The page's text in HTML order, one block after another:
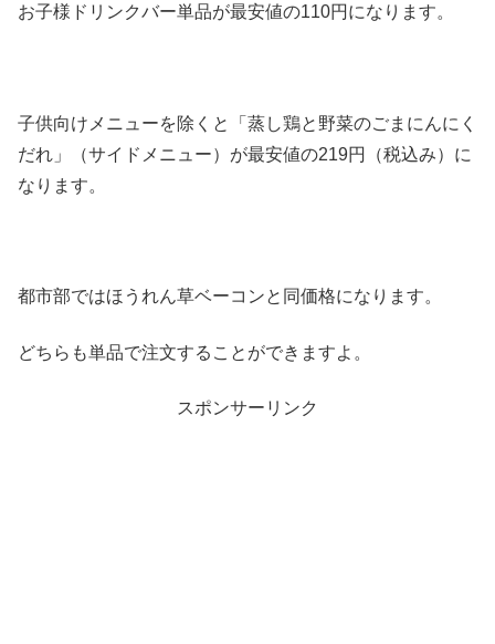
お子様ドリンクバー単品が最安値の110円になります。
子供向けメニューを除くと「蒸し鶏と野菜のごまにんにく
だれ」（サイドメニュー）が最安値の219円（税込み）に
なります。
都市部ではほうれん草ベーコンと同価格になります。
どちらも単品で注文することができますよ。
スポンサーリンク